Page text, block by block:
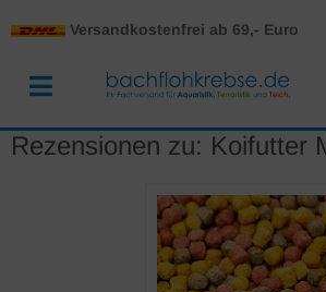
Versandkostenfrei ab 69,- Euro
Rezensionen zu: Koifutter